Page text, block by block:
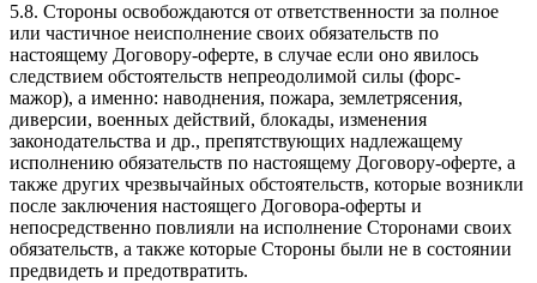
5.8. Стороны освобождаются от ответственности за полное
или частичное неисполнение своих обязательств по
настоящему Договору-оферте, в случае если оно явилось
следствием обстоятельств непреодолимой силы (форс-
мажор), а именно: наводнения, пожара, землетрясения,
диверсии, военных действий, блокады, изменения
законодательства и др., препятствующих надлежащему
исполнению обязательств по настоящему Договору-оферте, а
также других чрезвычайных обстоятельств, которые возникли
после заключения настоящего Договора-оферты и
непосредственно повлияли на исполнение Сторонами своих
обязательств, а также которые Стороны были не в состоянии
предвидеть и предотвратить.